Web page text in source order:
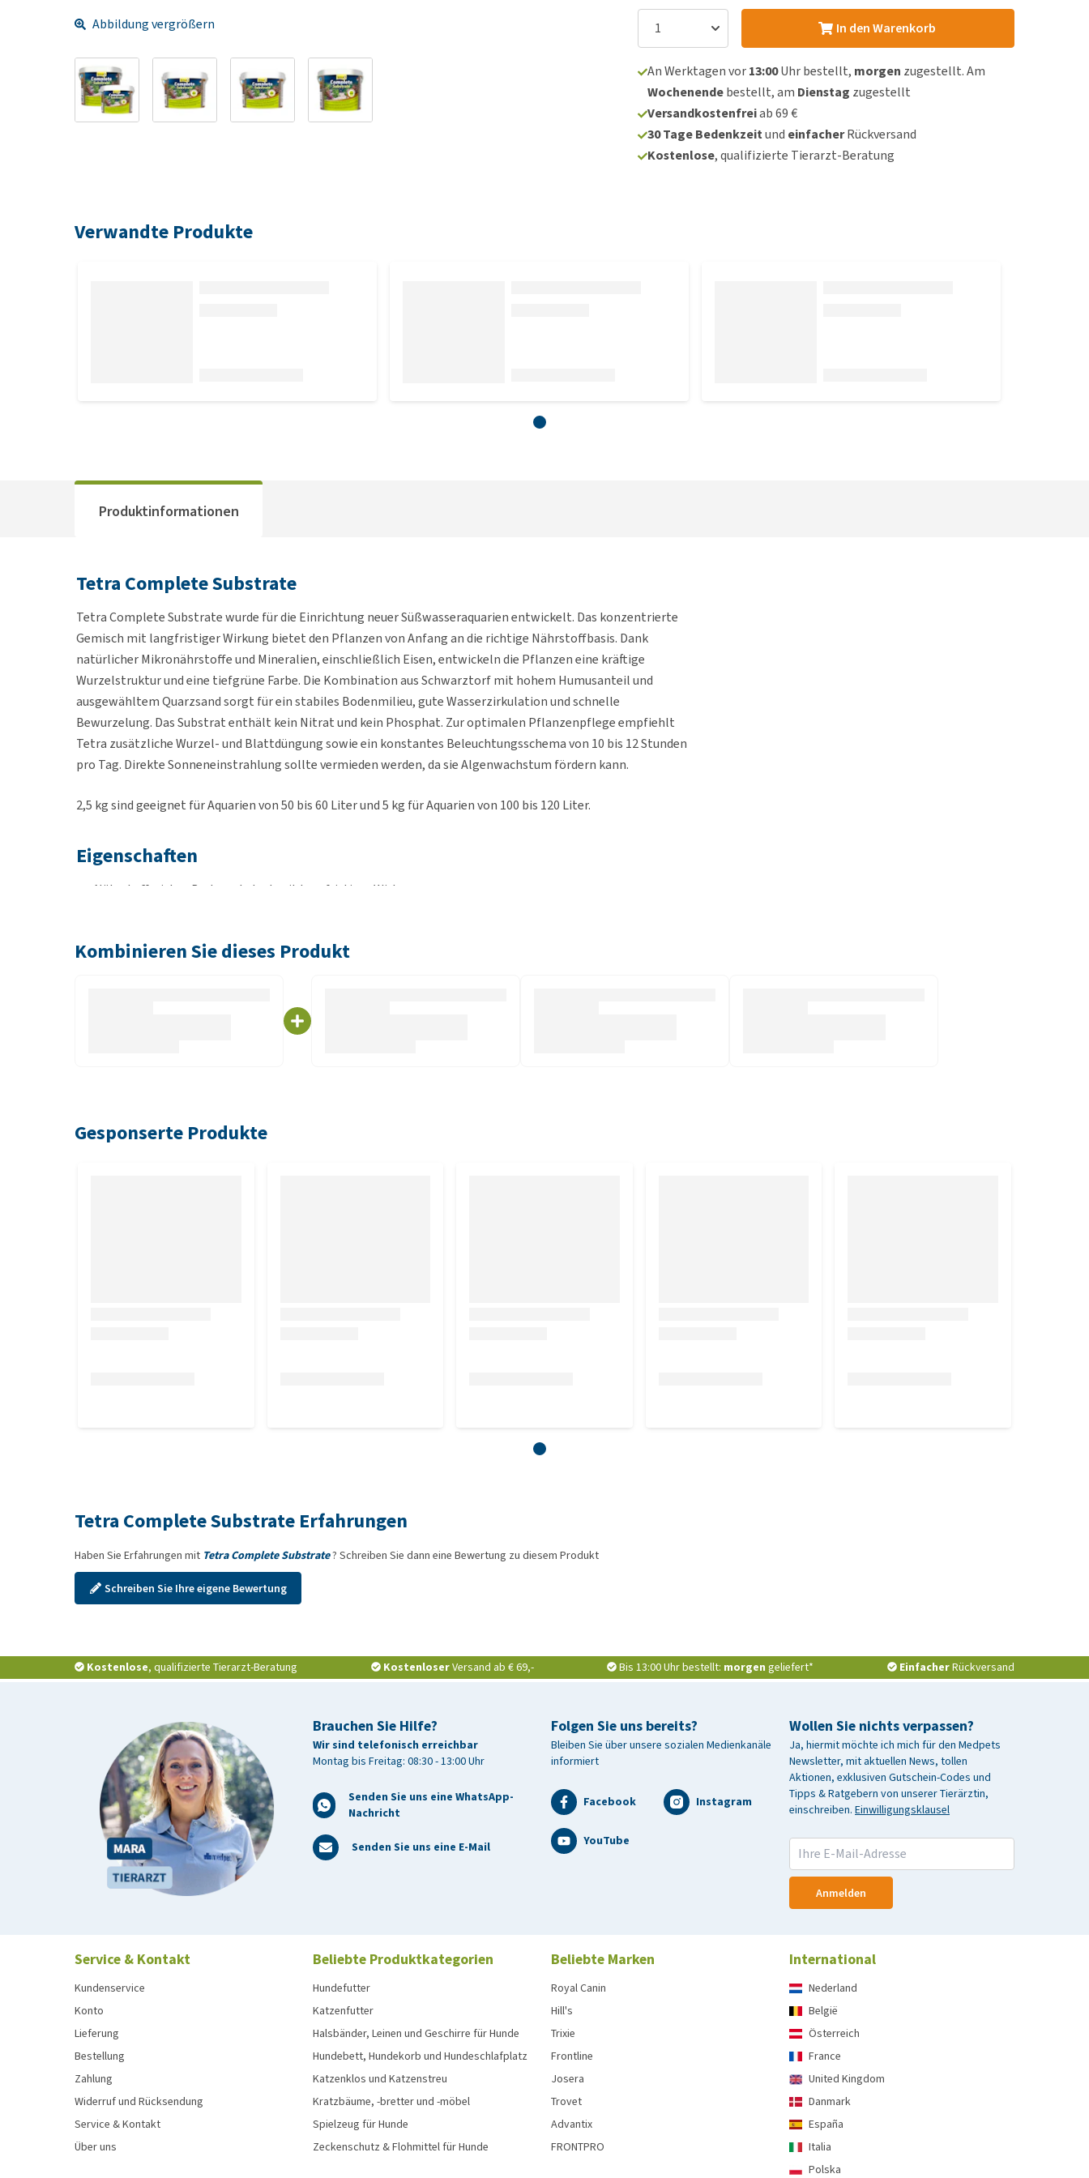
Abbildung vergrößern In den Warenkorb
An Werktagen vor13:00Uhr bestellt, morgen zugestellt. Am
Wochenendebestellt, am Dienstag zugestellt
Versandkostenfreiab 69 €
30 Tage Bedenkzeitund einfacherRückversand
Kostenlose, qualifizierte Tierarzt-Beratung
Verwandte Produkte
Produktinformationen
Tetra Complete Substrate
Tetra Complete Substrate wurde für die Einrichtung neuer Süßwasseraquarien entwickelt. Das konzentrierte
Gemisch mit langfristiger Wirkung bietet den Pflanzen von Anfang an die richtige Nährstoffbasis. Dank
natürlicher Mikronährstoffe und Mineralien, einschließlich Eisen, entwickeln die Pflanzen eine kräftige
Wurzelstruktur und eine tiefgrüne Farbe. Die Kombination aus Schwarztorf mit hohem Humusanteil und
ausgewähltem Quarzsand sorgt für ein stabiles Bodenmilieu, gute Wasserzirkulation und schnelle
Bewurzelung. Das Substrat enthält kein Nitrat und kein Phosphat. Zur optimalen Pflanzenpflege empfiehlt
Tetra zusätzliche Wurzel- und Blattdüngung sowie ein konstantes Beleuchtungsschema von 10 bis 12 Stunden
pro Tag. Direkte Sonneneinstrahlung sollte vermieden werden, da sie Algenwachstum fördern kann.
2,5 kg sind geeignet für Aquarien von 50 bis 60 Liter und 5 kg für Aquarien von 100 bis 120 Liter.
Eigenschaften
Nährstoffreiches Bodensubstrat mit langfristiger Wirkung
Angereichert mit Mikronährstoffen und Mineralien
Kombinieren Sie dieses Produkt
Gesponserte Produkte
Tetra Complete Substrate Erfahrungen
Haben Sie Erfahrungen mit Tetra Complete Substrate? Schreiben Sie dann eine Bewertung zu diesem Produkt
Schreiben Sie Ihre eigene Bewertung
Kostenlose, qualifizierte Tierarzt-Beratung KostenloserVersand ab € 69,- Bis 13:00 Uhr bestellt: morgen geliefert* EinfacherRückversand
Brauchen Sie Hilfe?
Wir sind telefonisch erreichbar
Montag bis Freitag: 08:30 - 13:00 Uhr
Senden Sie uns eine WhatsApp-
Nachricht
Senden Sie uns eine E-Mail
Wollen Sie nichts verpassen?
Ja, hiermit möchte ich mich für den Medpets
Newsletter, mit aktuellen News, tollen
Aktionen, exklusiven Gutschein-Codes und
Tipps & Ratgebern von unserer Tierärztin,
einschreiben. Einwilligungsklausel
Anmelden
Folgen Sie uns bereits?
Bleiben Sie über unsere sozialen Medienkanäle
informiert
Facebook Instagram
YouTube
Service & Kontakt
Kundenservice
Konto
Lieferung
Bestellung
Zahlung
Widerruf und Rücksendung
Service & Kontakt
Über uns
Beliebte Produktkategorien
Hundefutter
Katzenfutter
Halsbänder, Leinen und Geschirre für Hunde
Hundebett, Hundekorb und Hundeschlafplatz
Katzenklos und Katzenstreu
Kratzbäume, -bretter und -möbel
Spielzeug für Hunde
Zeckenschutz & Flohmittel für Hunde
Beliebte Marken
Royal Canin
Hill's
Trixie
Frontline
Josera
Trovet
Advantix
FRONTPRO
International
Nederland
België
Österreich
France
United Kingdom
Danmark
España
Italia
Polska